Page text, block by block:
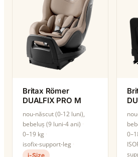
Britax Römer
DUALFIX PRO M
nou-născut (0-12 luni),
bebeluș (9 luni-4 ani)
0–19 kg
isofix-support-leg
i-Size